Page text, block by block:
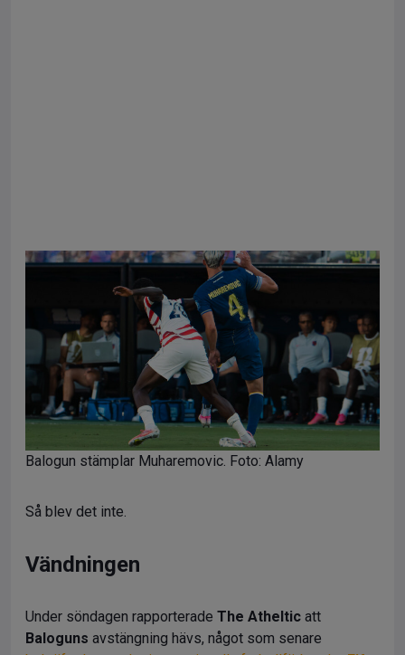
Balogun stämplar Muharemovic. Foto: Alamy
Så blev det inte.
Vändningen
Under söndagen rapporterade The Atheltic att
Baloguns avstängning hävs, något som senare